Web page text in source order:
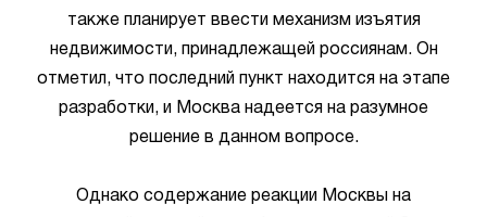
также планирует ввести механизм изъятия
недвижимости, принадлежащей россиянам. Он
отметил, что последний пункт находится на этапе
разработки, и Москва надеется на разумное
решение в данном вопросе.
Однако содержание реакции Москвы на